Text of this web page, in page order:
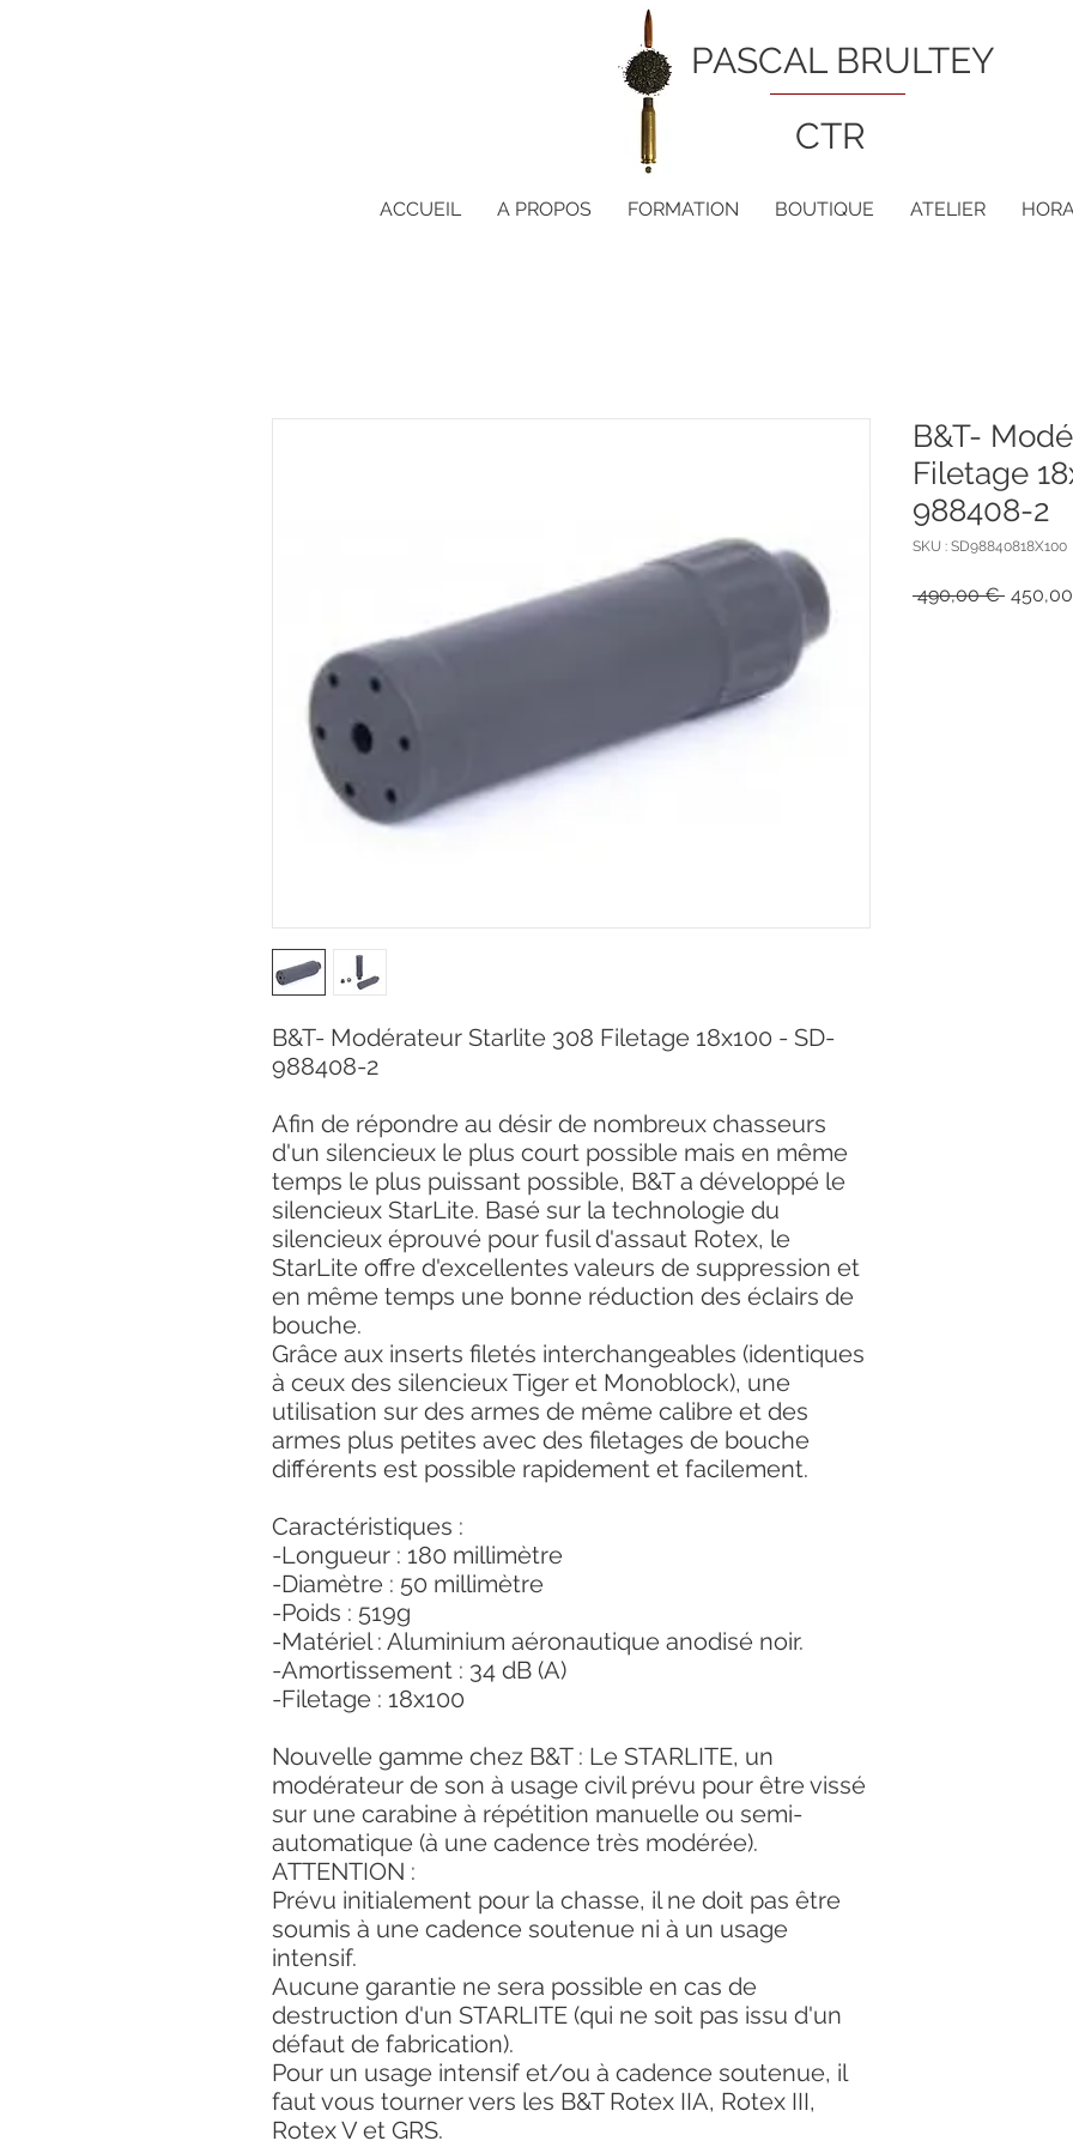
PASCAL BRULTEY
CTR
ACCUEIL A PROPOS FORMATION BOUTIQUE ATELIER
B&T- Modérateur Starlite 308 Filetage 18x100 - SD-
988408-2
Afin de répondre au désir de nombreux chasseurs
d'un silencieux le plus court possible mais en même
temps le plus puissant possible, B&T a développé le
silencieux StarLite. Basé sur la technologie du
silencieux éprouvé pour fusil d'assaut Rotex, le
StarLite offre d'excellentes valeurs de suppression et
en même temps une bonne réduction des éclairs de
bouche.
Grâce aux inserts filetés interchangeables (identiques
à ceux des silencieux Tiger et Monoblock), une
utilisation sur des armes de même calibre et des
armes plus petites avec des filetages de bouche
différents est possible rapidement et facilement.
Caractéristiques :
-Longueur : 180 millimètre
-Diamètre : 50 millimètre
-Poids : 519g
-Matériel : Aluminium aéronautique anodisé noir.
-Amortissement : 34 dB (A)
-Filetage : 18x100
Nouvelle gamme chez B&T : Le STARLITE, un
modérateur de son à usage civil prévu pour être vissé
sur une carabine à répétition manuelle ou semi-
automatique (à une cadence très modérée).
ATTENTION :
Prévu initialement pour la chasse, il ne doit pas être
soumis à une cadence soutenue ni à un usage
intensif.
Aucune garantie ne sera possible en cas de
destruction d'un STARLITE (qui ne soit pas issu d'un
défaut de fabrication).
Pour un usage intensif et/ou à cadence soutenue, il
faut vous tourner vers les B&T Rotex IIA, Rotex III,
Rotex V et GRS.
B&T-
Filetage
988408-2
SKU : SD98840818X100
490,00 € Prix